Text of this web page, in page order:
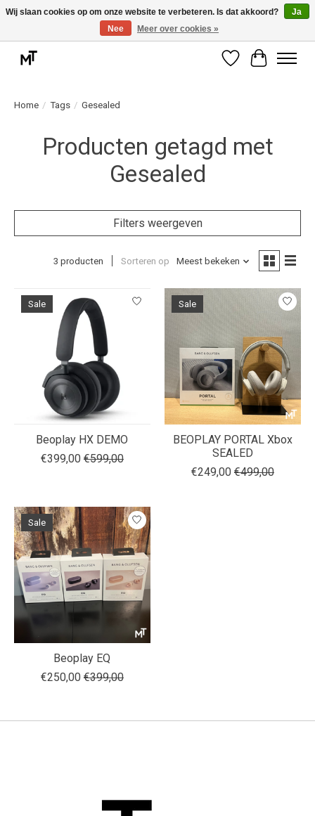
Deskundige installatie of montage nodig? Vraag ons naar de mogelijkheden.
Verlanglijst
Home / Tags / Gesealed
Producten getagd met
Gesealed
Filters weergeven
3 producten Sorteren op Meest bekeken
Sale
Beoplay HX DEMO
€399,00 €599,00
Sale
BEOPLAY PORTAL Xbox
SEALED
€249,00 €499,00
Sale
Beoplay EQ
€250,00 €399,00
Wij slaan cookies op om onze website te verbeteren. Is dat akkoord?
Ja
Nee
Meer over cookies »